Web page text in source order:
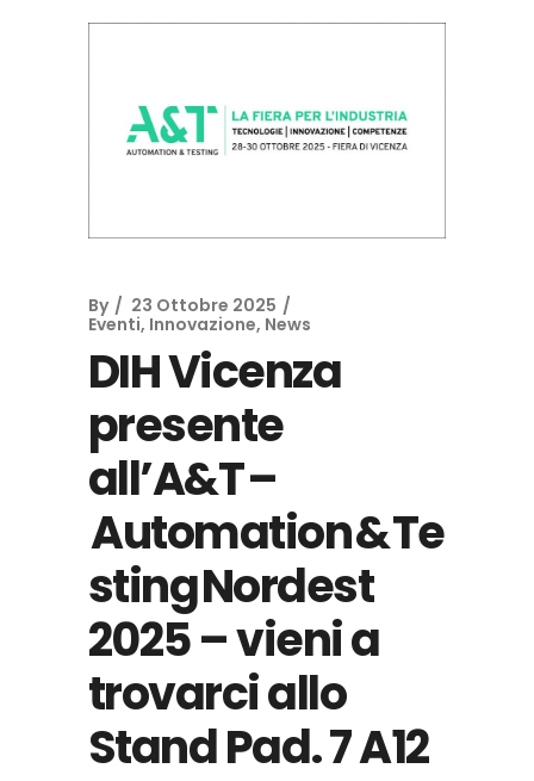
By
23 Ottobre 2025
Eventi, Innovazione, News
DIH Vicenza
presente
all’A&T –
Automation & Te
sting Nordest
2025 – vieni a
trovarci allo
Stand Pad. 7 A12